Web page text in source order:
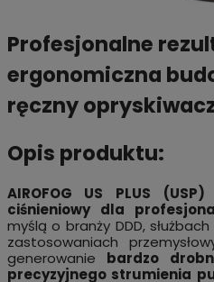
Profesjonalne
ergonomiczna
ręczny
Opis produktu:
AIROFOG US PLUS (USP)
ciśnieniowy dla
myślą o branży DDD,
zastosowaniach
generowanie bardzo
precyzyjnego strumienia